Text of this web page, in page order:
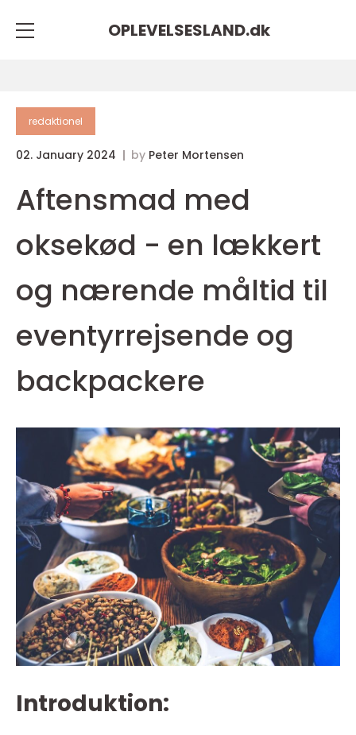
OPLEVELSESLAND.dk
redaktionel
02. January 2024 by Peter Mortensen
Aftensmad med
oksekød - en lækkert
og nærende måltid til
eventyrrejsende og
backpackere
Introduktion: